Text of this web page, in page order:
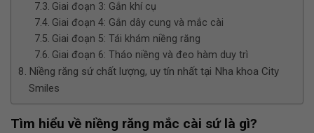
Giai đoạn 3: Gắn khí cụ
Giai đoạn 4: Gắn dây cung và mắc cài
Giai đoạn 5: Tái khám niềng răng
Giai đoạn 6: Tháo niềng và đeo hàm duy trì
Niềng răng sứ chất lượng, uy tín nhất tại Nha khoa City
Smiles
Tìm hiểu về niềng răng mắc cài sứ là gì?